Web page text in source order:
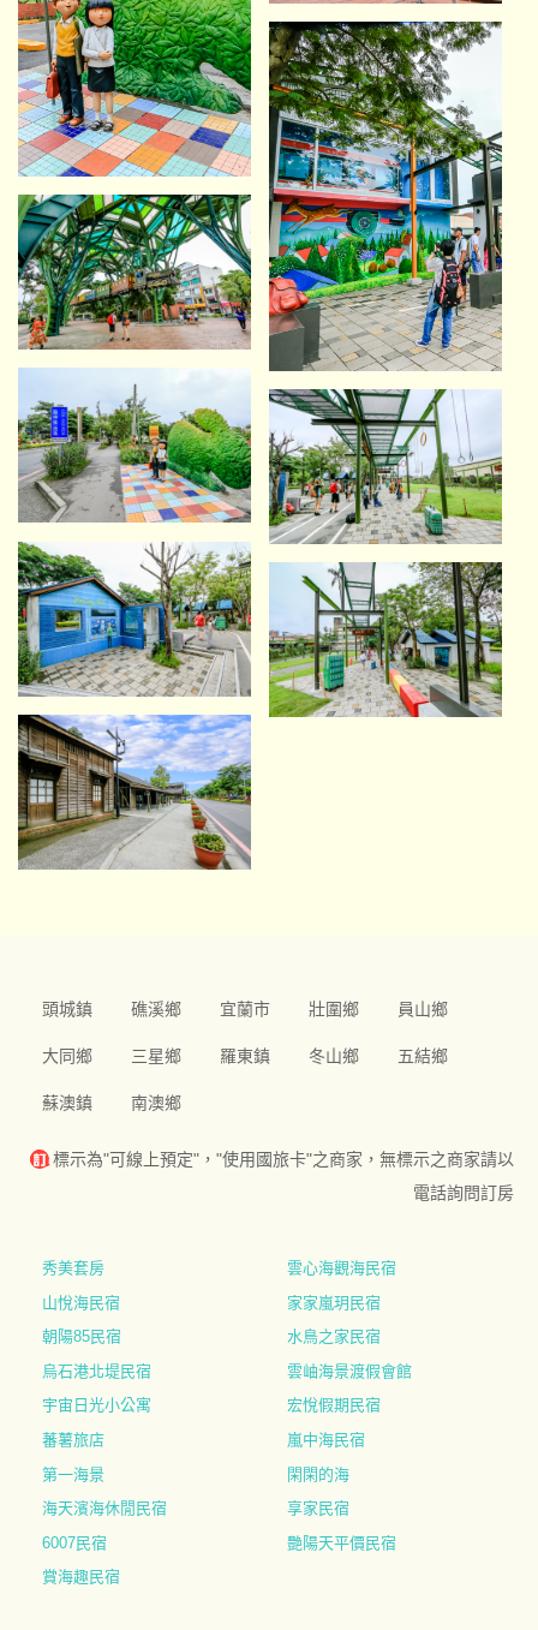
頭城鎮 礁溪鄉 宜蘭市 壯圍鄉 員山鄉
大同鄉 三星鄉 羅東鎮 冬山鄉 五結鄉
蘇澳鎮 南澳鄉
標示為"可線上預定"，"使用國旅卡"之商家，無標示之商家請以
電話詢問訂房
秀美套房
雲心海觀海民宿
山悅海民宿
家家嵐玥民宿
朝陽85民宿
水鳥之家民宿
烏石港北堤民宿
雲岫海景渡假會館
宇宙日光小公寓
宏悅假期民宿
蕃薯旅店
嵐中海民宿
第一海景
閑閑的海
海天濱海休閒民宿
享家民宿
6007民宿
艷陽天平價民宿
賞海趣民宿